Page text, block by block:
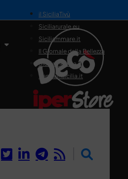
il SiciliaTivù
Siciliarurale.eu
Siciliammare.it
Il Giornale della Bellezza
Siciliamedica.it
Sanitainsicilia.it